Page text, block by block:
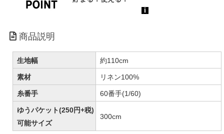
商品説明
生地幅 約110cm
素材 リネン100%
糸番手 60番手(1/60)
ゆうパケット(250円+税)
可能サイズ
300cm